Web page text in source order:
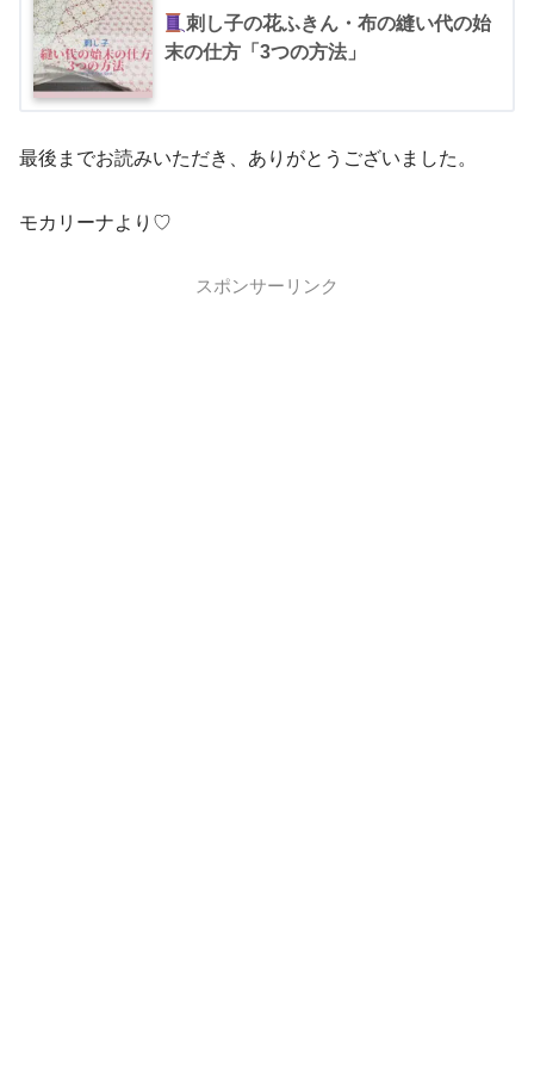
刺し子の花ふきん・布の縫い代の始
末の仕方「3つの方法」
最後までお読みいただき、ありがとうございました。
モカリーナより♡
スポンサーリンク